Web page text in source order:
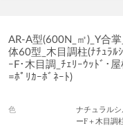
AR-A型(600N_㎡)_Y合掌
体60型_木目調柱(ﾅﾁｭﾗﾙ
ｰF･木目調_ﾁｪﾘｰｳｯﾄﾞ･
=ﾎﾟﾘｶｰﾎﾞﾈｰﾄ)
色
ナチュラル
ーF＋木目調